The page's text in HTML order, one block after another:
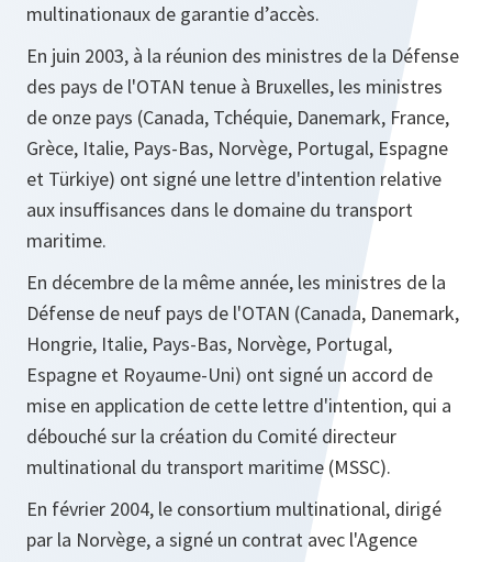
multinationaux de garantie d’accès.
En juin 2003, à la réunion des ministres de la Défense
des pays de l'OTAN tenue à Bruxelles, les ministres
de onze pays (Canada, Tchéquie, Danemark, France,
Grèce, Italie, Pays-Bas, Norvège, Portugal, Espagne
et Türkiye) ont signé une lettre d'intention relative
aux insuffisances dans le domaine du transport
maritime.
En décembre de la même année, les ministres de la
Défense de neuf pays de l'OTAN (Canada, Danemark,
Hongrie, Italie, Pays-Bas, Norvège, Portugal,
Espagne et Royaume-Uni) ont signé un accord de
mise en application de cette lettre d'intention, qui a
débouché sur la création du Comité directeur
multinational du transport maritime (MSSC).
En février 2004, le consortium multinational, dirigé
par la Norvège, a signé un contrat avec l'Agence